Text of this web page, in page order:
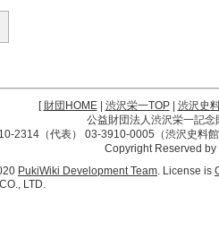
[財団HOME| 渋沢栄一TOP| 渋沢史
公益財団法人渋沢栄一記
2314（代表） 03-3910-0005（渋沢史料
Copyright Reserved
PukiWiki Development Team. License is
LTD.